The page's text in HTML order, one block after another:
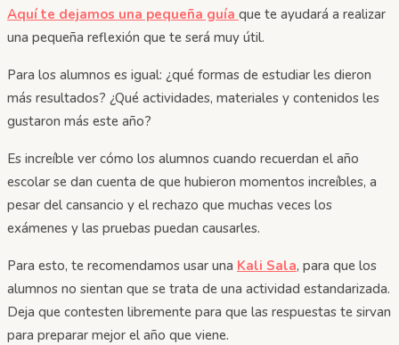
Aquí te dejamos una pequeña guía que te ayudará a realizar
una pequeña reflexión que te será muy útil.
Para los alumnos es igual: ¿qué formas de estudiar les dieron
más resultados? ¿Qué actividades, materiales y contenidos les
gustaron más este año?
Es increíble ver cómo los alumnos cuando recuerdan el año
escolar se dan cuenta de que hubieron momentos increíbles, a
pesar del cansancio y el rechazo que muchas veces los
exámenes y las pruebas puedan causarles.
Para esto, te recomendamos usar una Kali Sala, para que los
alumnos no sientan que se trata de una actividad estandarizada.
Deja que contesten libremente para que las respuestas te sirvan
para preparar mejor el año que viene.